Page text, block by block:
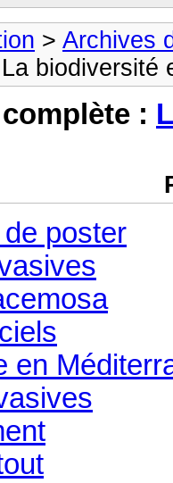
> Archives
biodiversité
:
poster
en